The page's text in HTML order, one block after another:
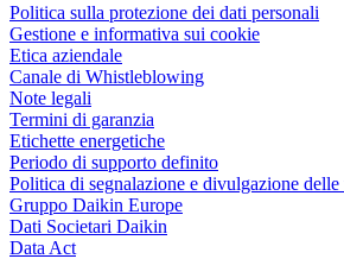
Politica sulla protezione dei dati personali
Gestione e informativa sui cookie
Etica aziendale
Canale di Whistleblowing
Note legali
Termini di garanzia
Etichette energetiche
Periodo di supporto definito
Politica di segnalazione e divulgazione
Gruppo Daikin Europe
Dati Societari Daikin
Data Act